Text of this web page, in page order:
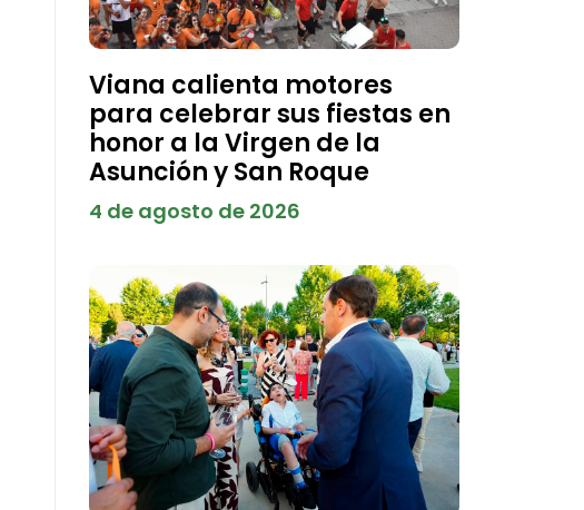
Viana calienta motores
para celebrar sus fiestas en
honor a la Virgen de la
Asunción y San Roque
4 de agosto de 2026